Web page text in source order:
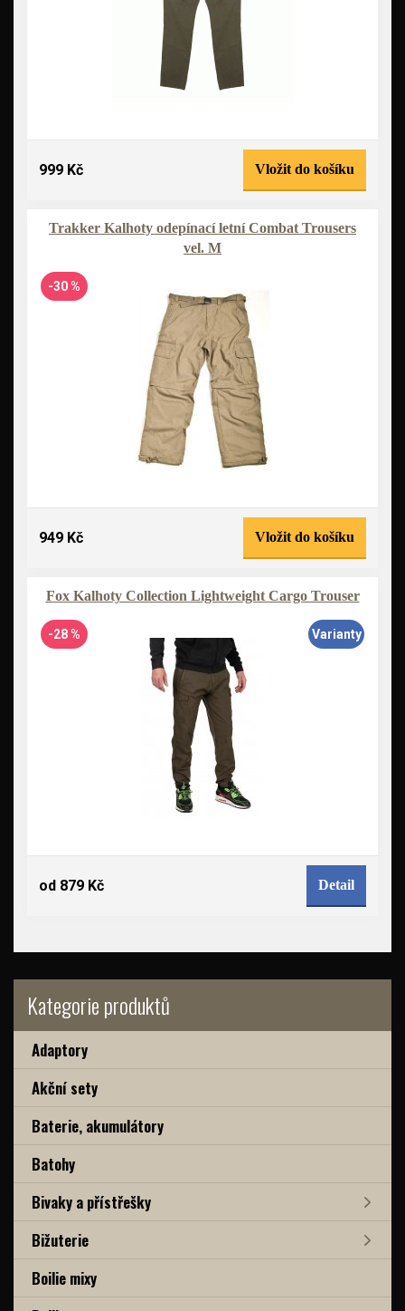
Kategorie produktů
Adaptory
Akční sety
Baterie, akumulátory
Batohy
Bivaky a přístřešky
Bižuterie
Boilie mixy
999 Kč Vložit do košíku
Trakker Kalhoty odepínací letní Combat Trousers
vel. M
-30 %
949 Kč Vložit do košíku
Fox Kalhoty Collection Lightweight Cargo Trouser
-28 % Varianty
od 879 Kč Detail